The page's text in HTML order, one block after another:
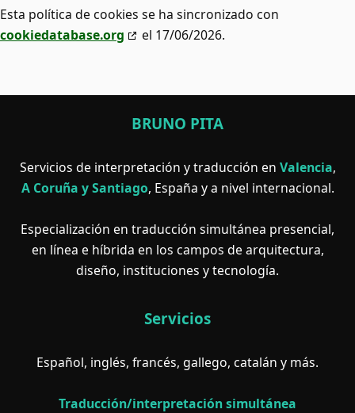
Esta política de cookies se ha sincronizado con
cookiedatabase.org
el 17/06/2026.
BRUNO PITA
Servicios de interpretación y traducción en Valencia,
A Coruña y Santiago, España y a nivel internacional.
Especialización en traducción simultánea presencial,
en línea e híbrida en los campos de arquitectura,
diseño, instituciones y tecnología.
Servicios
Español, inglés, francés, gallego, catalán y más.
Traducción/interpretación simultánea